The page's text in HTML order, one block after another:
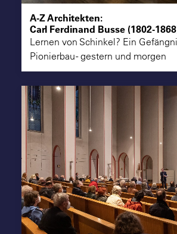
A-Z Architekten:
Carl Ferdinand Busse (1802-
Lernen von Schinkel? Ein
Pionierbau - gestern und morgen